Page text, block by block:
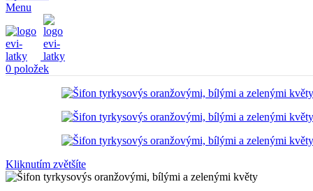
Menu
0 položek
Kliknutím zvětšíte